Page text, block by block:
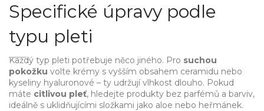
Specifické úpravy podle
typu pleti
Každý typ pleti potřebuje něco jiného. Pro suchou
pokožku volte krémy s vyšším obsahem ceramidu nebo
kyseliny hyaluronové – ty udržují vlhkost dlouho. Pokud
máte citlivou pleť, hledejte produkty bez parfémů a barviv,
ideálně s uklidňujícími složkami jako aloe nebo heřmánek.